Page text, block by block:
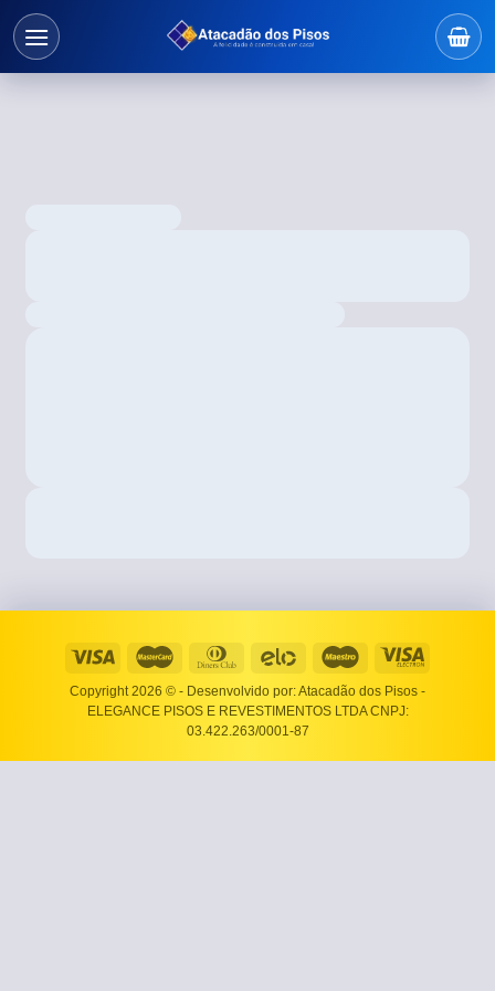
Copyright 2026 © - Desenvolvido por: Atacadão dos Pisos -
ELEGANCE PISOS E REVESTIMENTOS LTDA CNPJ:
03.422.263/0001-87